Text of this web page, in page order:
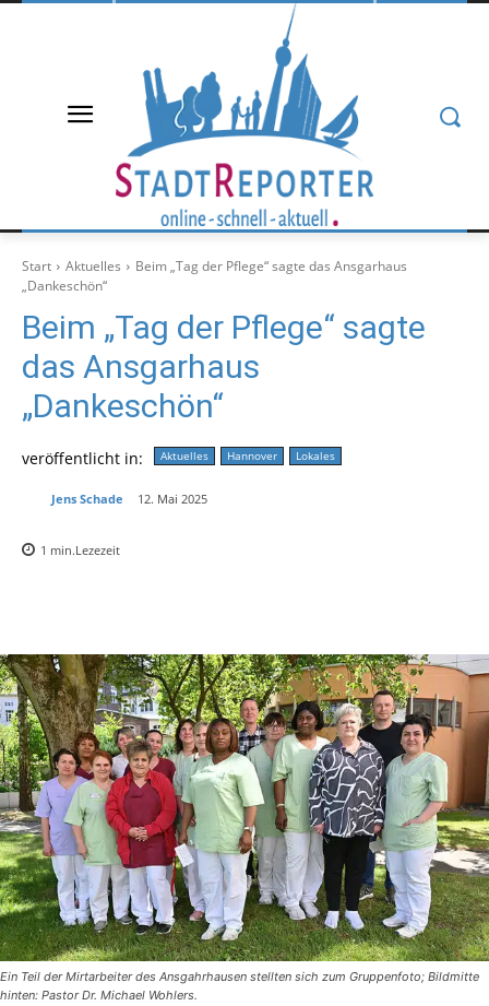
Start Aktuelles
Beim „Tag der Pflege“ sagte das Ansgarhaus
„Dankeschön“
Beim „Tag der Pflege“ sagte
das Ansgarhaus
„Dankeschön“
veröffentlicht in: Aktuelles Hannover Lokales
Jens Schade 12. Mai 2025
1 min.Lezezeit
Ein Teil der Mirtarbeiter des Ansgahrhausen stellten sich zum Gruppenfoto; Bildmitte
hinten: Pastor Dr. Michael Wohlers.